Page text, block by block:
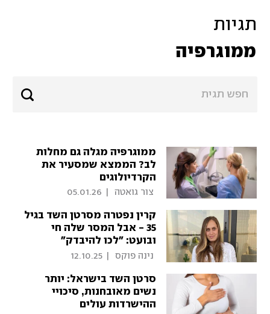
תגיות
ממוגרפיה
ממוגרפיה מגלה גם מחלות
לב? הממצא שמסעיר את
הקרדיולוגים
צור גואטה 05.01.26
קרין נפטרה מסרטן השד בגיל
35 - אבל המסר שלה חי
ובועט: "לכו להיבדק"
נינה פוקס 12.10.25
סרטן השד בישראל: יותר
נשים מאובחנות, סיכויי
ההישרדות עולים